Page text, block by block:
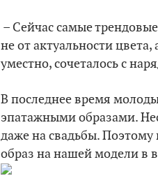
– Сейчас самые
не от актуальности
уместно, сочеталось с
В последнее время
эпатажными образами.
даже на свадьбы. Поэтому
образ на нашей модели в